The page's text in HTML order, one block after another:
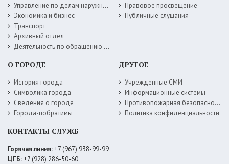
Управление по делам наружной рекламы
Экономика и бизнес
Транспорт
Архивный отдел
Деятельность по обращению с животными без владельцев
Правовое просвещение
Публичные слушания
О ГОРОДЕ
История города
Символика города
Сведения о городе
Города-побратимы
ДРУГОЕ
Учрежденные СМИ
Информационные системы
Противопожарная безопасность
Политика конфиденциальности
КОНТАКТЫ СЛУЖБ
Горячая линия:+7 (967) 938-99-99
ЦГБ:+7 (928) 286-50-60